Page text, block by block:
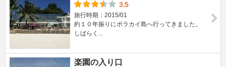
3.5
旅行時期：2015/01
約１０年振りにボラカイ島へ行ってきました。
しばらく...
楽園の入り口